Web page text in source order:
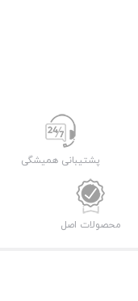
پشتیبانی همیشگی
محصولات اصل